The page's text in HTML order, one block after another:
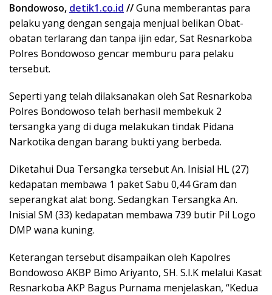
Bondowoso, detik1.co.id //Guna memberantas para
pelaku yang dengan sengaja menjual belikan Obat-
obatan terlarang dan tanpa ijin edar, Sat Resnarkoba
Polres Bondowoso gencar memburu para pelaku
tersebut.
Seperti yang telah dilaksanakan oleh Sat Resnarkoba
Polres Bondowoso telah berhasil membekuk 2
tersangka yang di duga melakukan tindak Pidana
Narkotika dengan barang bukti yang berbeda.
Diketahui Dua Tersangka tersebut An. Inisial HL (27)
kedapatan membawa 1 paket Sabu 0,44 Gram dan
seperangkat alat bong. Sedangkan Tersangka An.
Inisial SM (33) kedapatan membawa 739 butir Pil Logo
DMP wana kuning.
Keterangan tersebut disampaikan oleh Kapolres
Bondowoso AKBP Bimo Ariyanto, SH. S.I.K melalui Kasat
Resnarkoba AKP Bagus Purnama menjelaskan, “Kedua